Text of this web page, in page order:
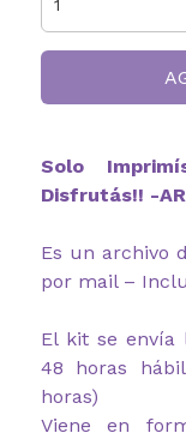
Solo
Disfrutás!! -
Es un archivo
por mail –
El kit se envía
48 horas
horas)
Viene en